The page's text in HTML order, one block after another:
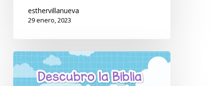
esthervillanueva
29 enero, 2023